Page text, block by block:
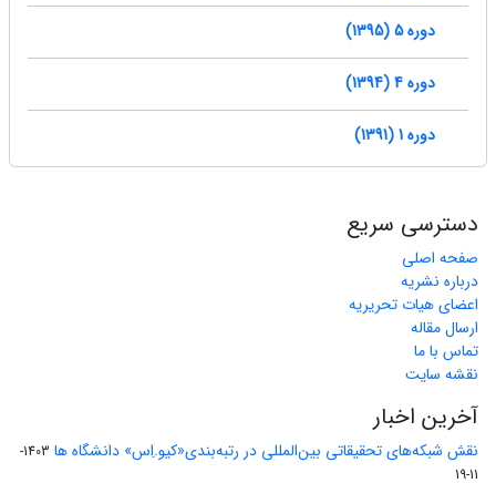
دوره 5 (1395)
دوره 4 (1394)
دوره 1 (1391)
دسترسی سریع
صفحه اصلی
درباره نشریه
اعضای هیات تحریریه
ارسال مقاله
تماس با ما
نقشه سایت
آخرین اخبار
نقش شبکه‌های تحقیقاتی بین‌المللی در رتبه‌بندی«کیو.اِس» دانشگاه ها
1403-
11-19